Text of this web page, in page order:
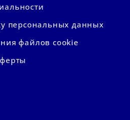
персональных данных
файлов cookie